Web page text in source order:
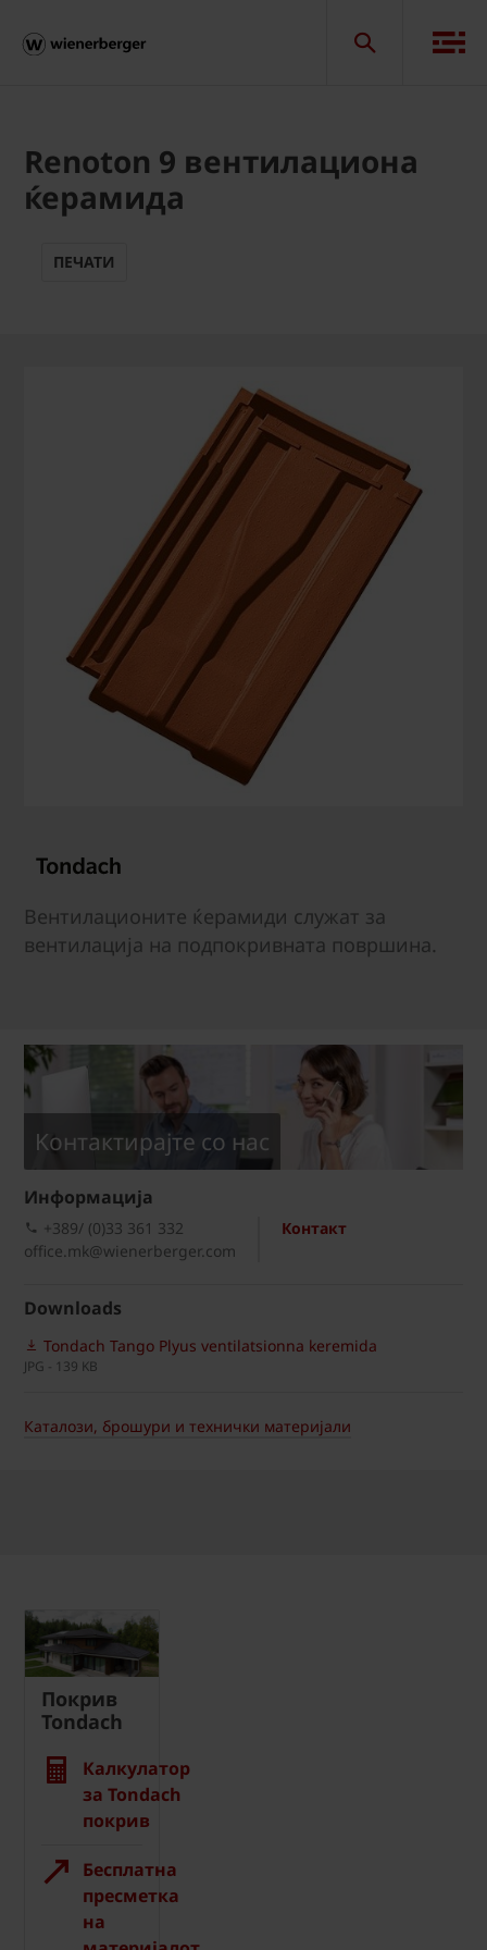
Renoton 9 вентилациона
ќерамида
ПЕЧАТИ
Вентилационите ќерамиди служат за
вентилација на подпокривната површина.
Kонтактирајте со нас
Информациja
Контакт
+389/ (0)33 361 332
office.mk@wienerberger.com
Downloads
Tondach Tango Plyus ventilatsionna keremida
JPG - 139 KB
Каталози, брошури и технички материјали
Покрив
Tondach
Калкулатор
за Tondach
покрив
Бесплатна
пресметка
на